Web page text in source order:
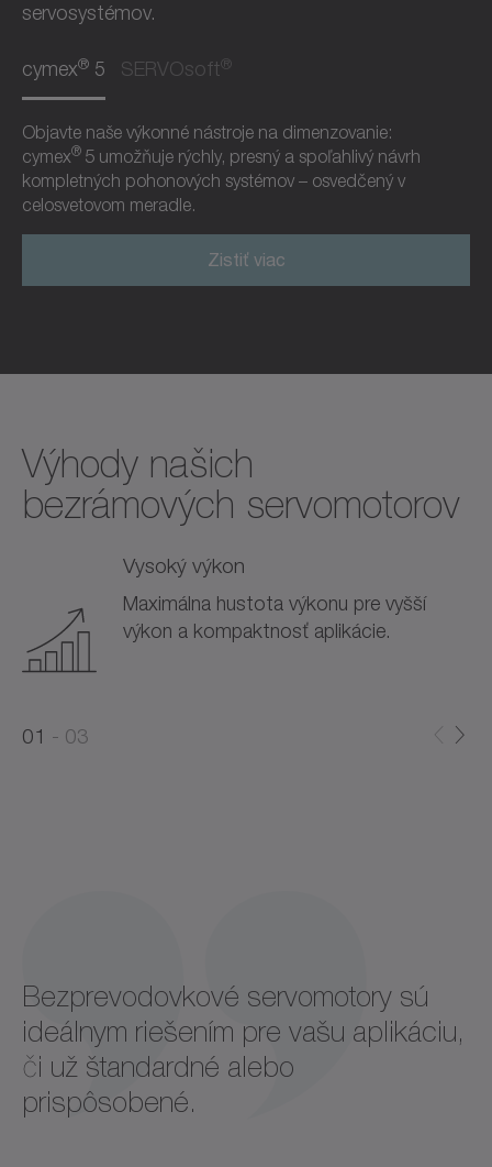
servosystémov.
cymex® 5 SERVOsoft®
Objavte naše výkonné nástroje na dimenzovanie:
cymex® 5 umožňuje rýchly, presný a spoľahlivý návrh
kompletných pohonových systémov – osvedčený v
celosvetovom meradle.
Zistiť viac
Výhody našich
bezrámových servomotorov
Vysoký výkon
Maximálna hustota výkonu pre vyšší
výkon a kompaktnosť aplikácie.
01
03
Bezprevodovkové servomotory sú
ideálnym riešením pre vašu aplikáciu,
či už štandardné alebo
prispôsobené.